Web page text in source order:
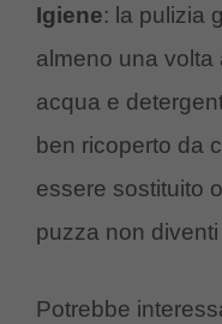
Igiene: la pulizia
almeno una volta
acqua e
ben ricoperto da
essere sostituito
puzza non
Potrebbe